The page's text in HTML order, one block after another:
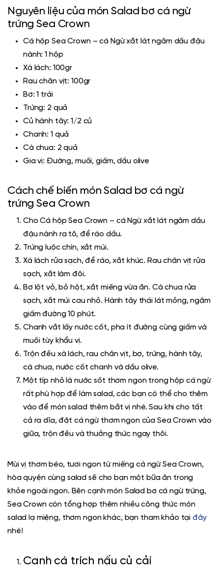
Nguyên liệu của món Salad bơ cá ngừ
trứng Sea Crown
Cá hộp Sea Crown– cá Ngừ xắt lát ngâm dầu đậu
nành: 1 hộp
Xà lách: 100gr
Rau chân vịt: 100gr
Bơ: 1 trái
Trứng: 2 quả
Củ hành tây: 1/2 củ
Chanh: 1 quả
Cà chua: 2 quả
Gia vị: Đường, muối, giấm, dầu olive
Cách chế biến món Salad bơ cá ngừ
trứng Sea Crown
ChoCá hộp Sea Crown – cá Ngừ xắt lát ngâm dầu
đậu nành ra tô, để ráo dầu.
Trứng luộc chín, xắt múi.
Xà lách rửa sạch, để ráo, xắt khúc. Rau chân vịt rửa
sạch, xắt làm đôi.
Bơ lột vỏ, bỏ hột, xắt miếng vừa ăn. Cà chua rửa
sạch, xắt múi cau nhỏ. Hành tây thái lát mỏng, ngâm
giấm đường 10 phút.
Chanh vắt lấy nước cốt, pha ít đường cùng giấm và
muối tùy khẩu vị.
Trộn đều xà lách, rau chân vịt, bơ, trứng, hành tây,
cà chua, nước cốt chanh và dầu olive.
Một típ nhỏ là nước sốt thơm ngon trong hộp cá ngừ
rất phù hợp để làm salad, các bạn có thể cho thêm
vào để món salad thêm bắt vị nhé. Sau khi cho tất
cả ra dĩa, đặt cá ngừ thơm ngon của Sea Crown vào
giữa, trộn đều và thưởng thức ngay thôi.
Mùi vị thơm béo, tươi ngon từ miếng cá ngừ Sea Crown,
hòa quyện cùng salad sẽ cho bạn một bữa ăn trong
khỏe ngoài ngon. Bên cạnh món Salad bơ cá ngừ trứng,
Sea Crown còn tổng hợp thêm nhiều công thức món
salad lạ miệng, thơm ngon khác, bạn tham khảo tại đây
nhé!
Canh cá trích nấu củ cải